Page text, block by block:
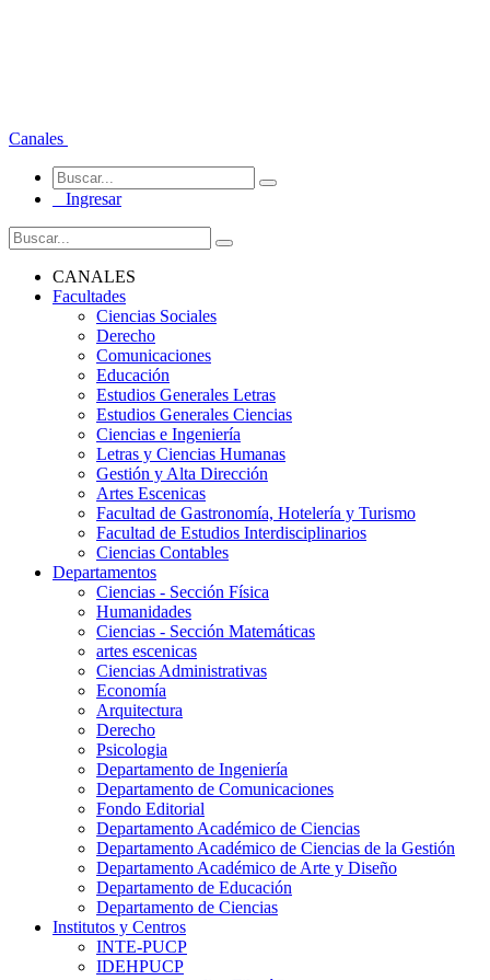
Canales
Ingresar
CANALES
Facultades
Ciencias Sociales
Derecho
Comunicaciones
Educación
Estudios Generales Letras
Estudios Generales Ciencias
Ciencias e Ingeniería
Letras y Ciencias Humanas
Gestión y Alta Dirección
Artes Escenicas
Facultad de Gastronomía, Hotelería y Turismo
Facultad de Estudios Interdisciplinarios
Ciencias Contables
Departamentos
Ciencias - Sección Física
Humanidades
Ciencias - Sección Matemáticas
artes escenicas
Ciencias Administrativas
Economía
Arquitectura
Derecho
Psicologia
Departamento de Ingeniería
Departamento de Comunicaciones
Fondo Editorial
Departamento Académico de Ciencias
Departamento Académico de Ciencias de la Gestión
Departamento Académico de Arte y Diseño
Departamento de Educación
Departamento de Ciencias
Institutos y Centros
INTE-PUCP
IDEHPUCP